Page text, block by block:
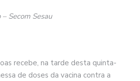
Secom Sesau
recebe, na tarde desta quinta-
de doses da vacina contra a